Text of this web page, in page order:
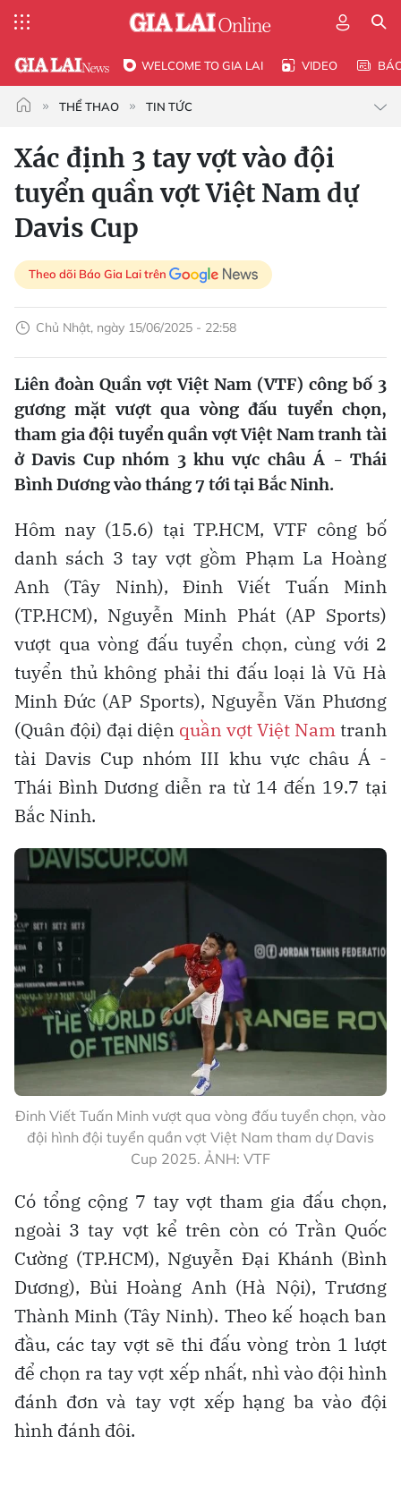
WELCOME TO GIA LAI VIDEO
THỂ THAO TIN TỨC
Xác định 3 tay vợt vào đội
tuyển quần vợt Việt Nam dự
Davis Cup
Theo dõi Báo Gia Lai trên
Chủ Nhật, ngày 15/06/2025 - 22:58
Liên đoàn Quần vợt Việt Nam (VTF) công bố 3
gương mặt vượt qua vòng đấu tuyển chọn,
tham gia đội tuyển quần vợt Việt Nam tranh tài
ở Davis Cup nhóm 3 khu vực châu Á - Thái
Bình Dương vào tháng 7 tới tại Bắc Ninh.
Hôm nay (15.6) tại TP.HCM, VTF công bố
danh sách 3 tay vợt gồm Phạm La Hoàng
Anh (Tây Ninh), Đinh Viết Tuấn Minh
(TP.HCM), Nguyễn Minh Phát (AP Sports)
vượt qua vòng đấu tuyển chọn, cùng với 2
tuyển thủ không phải thi đấu loại là Vũ Hà
Minh Đức (AP Sports), Nguyễn Văn Phương
(Quân đội) đại diện quần vợt Việt Namtranh
tài Davis Cup nhóm III khu vực châu Á -
Thái Bình Dương diễn ra từ 14 đến 19.7 tại
Bắc Ninh.
Đinh Viết Tuấn Minh vượt qua vòng đấu tuyển chọn, vào
đội hình đội tuyển quần vợt Việt Nam tham dự Davis
Cup 2025. ẢNH: VTF
Có tổng cộng 7 tay vợt tham gia đấu chọn,
ngoài 3 tay vợt kể trên còn có Trần Quốc
Cường (TP.HCM), Nguyễn Đại Khánh (Bình
Dương), Bùi Hoàng Anh (Hà Nội), Trương
Thành Minh (Tây Ninh). Theo kế hoạch ban
đầu, các tay vợt sẽ thi đấu vòng tròn 1 lượt
để chọn ra tay vợt xếp nhất, nhì vào đội hình
đánh đơn và tay vợt xếp hạng ba vào đội
hình đánh đôi.